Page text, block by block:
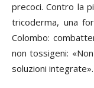
precoci. Contro la
tricoderma, una
Colombo:
non tossigeni:
soluzioni integrate».